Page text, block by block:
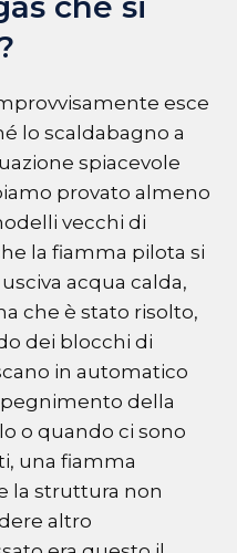
esce
lo scaldabagno a
spiacevole
provato almeno
vecchi di
la fiamma pilota si
acqua calda,
che è stato risolto,
dei blocchi di
in automatico
della
o quando ci sono
una fiamma
la struttura non
altro